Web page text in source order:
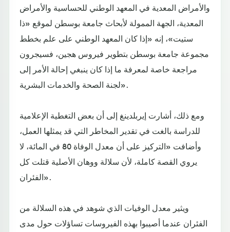
والأمراض المعدية في المعهد الوطني للحساسية والأمراض
المعدية، الجهة الممولة لأبحاث جامعة بوسطن لموقع «ذا
ستيت»، إنه «إذا كان المعهد الوطني على علم بخطط
مجموعة جامعة بوسطن بتطوير فيروس هجين، فسيجرون
مراجعة خاصة لمعرفة ما إذا كان ينبغي إحالة الأمر إلى
لجنة الصحة والخدمات البشرية».
ومع ذلك، أشارت إيربلدينغ إلى أن بعض التغطية الإعلامية
للدراسة بالغت في تقدير المخاطر التي قد يمثلها العمل،
وأضافت «التركيز على أن معدل الوفاة 80 في المائة، لا
يروي القصة كاملة، لأن سلالة ووهان الأصلية قتلت كل
الفئران».
ويثير معدل الوفيات الذي شوهد في هذه السلالة من
الفئران عندما أصيبوا بهذه الفيروسات تساؤلات حول مدى